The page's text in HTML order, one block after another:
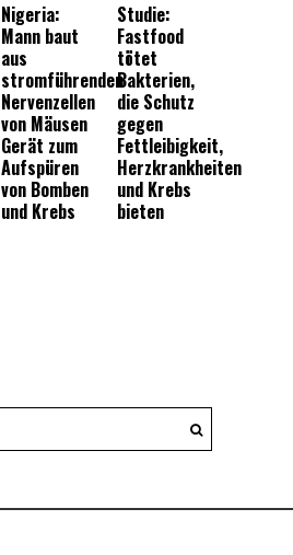
Nigeria:
Mann baut
aus
stromführenden
Nervenzellen
von Mäusen
Gerät zum
Aufspüren
von Bomben
und Krebs
Studie:
Fastfood
tötet
Bakterien,
die Schutz
gegen
Fettleibigkeit,
Herzkrankheiten
und Krebs
bieten